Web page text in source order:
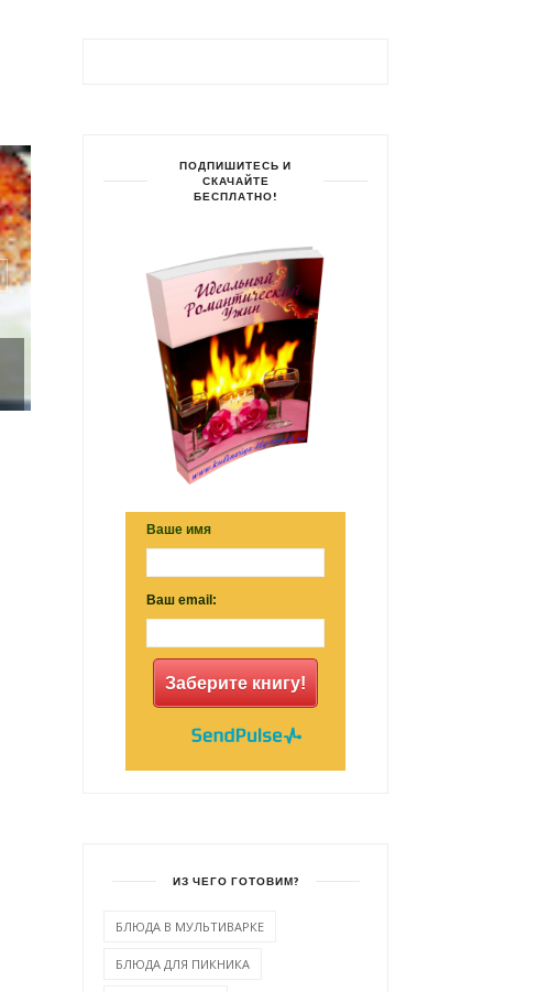
ПОДПИШИТЕСЬ И
СКАЧАЙТЕ
БЕСПЛАТНО!
Ваше имя
Ваш email:
Заберите книгу!
ИЗ ЧЕГО ГОТОВИМ?
БЛЮДА В МУЛЬТИВАРКЕ
БЛЮДА ДЛЯ ПИКНИКА